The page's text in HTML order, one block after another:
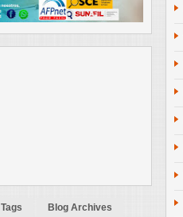
Tags Blog Archives